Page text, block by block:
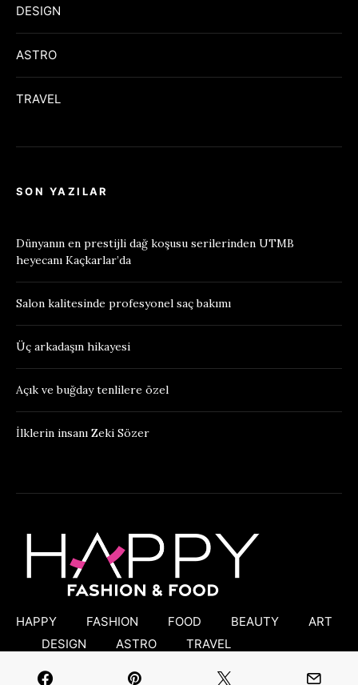
DESIGN
ASTRO
TRAVEL
SON YAZILAR
Dünyanın en prestijli dağ koşusu serilerinden UTMB
heyecanı Kaçkarlar’da
Salon kalitesinde profesyonel saç bakımı
Üç arkadaşın hikayesi
Açık ve buğday tenlilere özel
İlklerin insanı Zeki Sözer
HAPPY FASHION FOOD BEAUTY
ART
DESIGN
ASTRO TRAVEL